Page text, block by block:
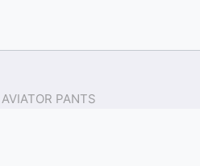
AVIATOR PANTS